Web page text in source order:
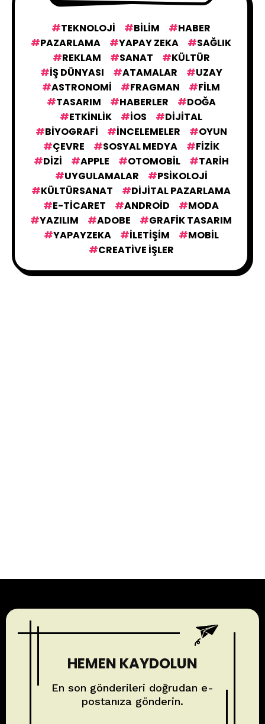
TEKNOLOJI BILIM
HABER
PAZARLAMA
YAPAY ZEKA
SAĞLIK
REKLAM
SANAT
KÜLTÜR
IŞ DÜNYASI
ATAMALAR
UZAY
ASTRONOMI
FRAGMAN
FILM
TASARIM
HABERLER
DOĞA
ETKINLIK
IOS
DIJITAL
BIYOGRAFI
İNCELEMELER
OYUN
ÇEVRE
SOSYAL MEDYA
FIZIK
DIZI
APPLE OTOMOBIL
TARIH
UYGULAMALAR
PSIKOLOJI
KÜLTÜRSANAT
DIJITAL PAZARLAMA
E-TICARET
ANDROID
MODA
YAZILIM
ADOBE
GRAFIK TASARIM
YAPAYZEKA
İLETIŞIM
MOBIL
CREATIVE İŞLER
HEMEN KAYDOLUN
En son gönderileri doğrudan e-
postanıza gönderin.